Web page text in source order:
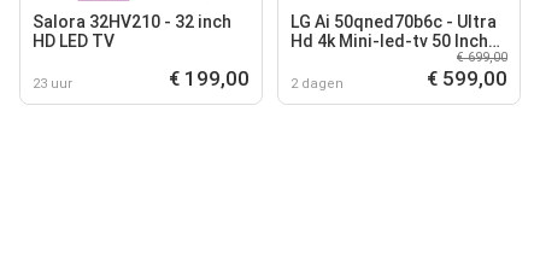
Salora 32HV210 - 32 inch
HD LED TV
23 uur € 199,00
LG Ai 50qned70b6c - Ultra
Hd 4k Mini-led-tv 50 Inch
2 dagen
€ 699,00
€ 599,00